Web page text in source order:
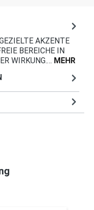
AKZENTE
BEREICHE IN
WIRKUNG.… MEHR